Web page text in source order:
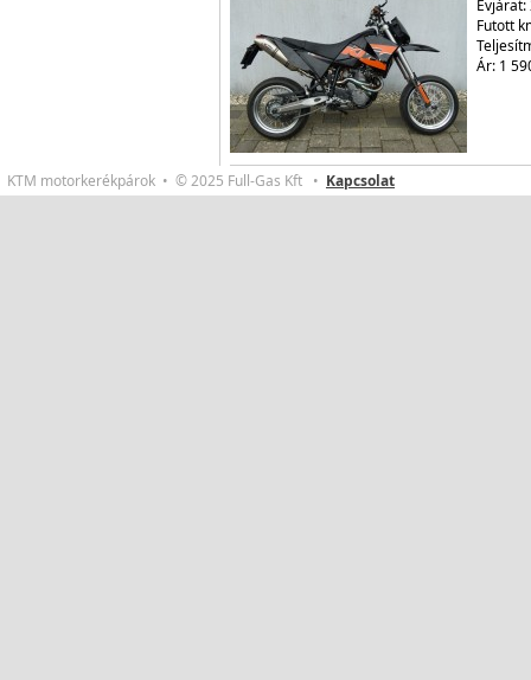
Évjárat:
Futott
Ár: 1
KTM motorkerékpárok • © 2025 Full-Gas Kft • Kapcsolat